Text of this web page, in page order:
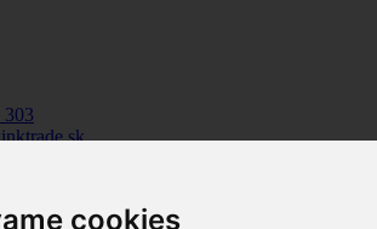
cookies
303